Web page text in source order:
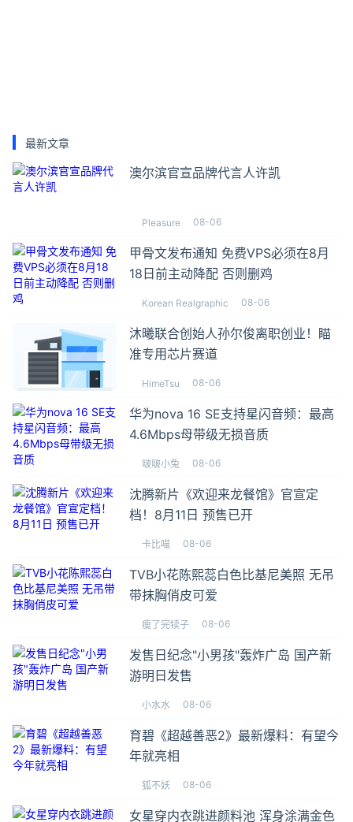
最新文章
澳尔滨官宣品牌代言人许凯
Pleasure 08-06
甲骨文发布通知 免费VPS必须在8月
18日前主动降配 否则删鸡
Korean Realgraphic 08-06
沐曦联合创始人孙尔俊离职创业！瞄
准专用芯片赛道
HimeTsu 08-06
华为nova 16 SE支持星闪音频：最高
4.6Mbps母带级无损音质
啵啵小兔 08-06
沈腾新片《欢迎来龙餐馆》官宣定
档！8月11日 预售已开
卡比喵 08-06
TVB小花陈熙蕊白色比基尼美照 无吊
带抹胸俏皮可爱
瘦了完犊子 08-06
发售日纪念"小男孩"轰炸广岛 国产新
游明日发售
小水水 08-06
育碧《超越善恶2》最新爆料：有望今
年就亮相
狐不妖 08-06
女星穿内衣跳进颜料池 浑身涂满金色